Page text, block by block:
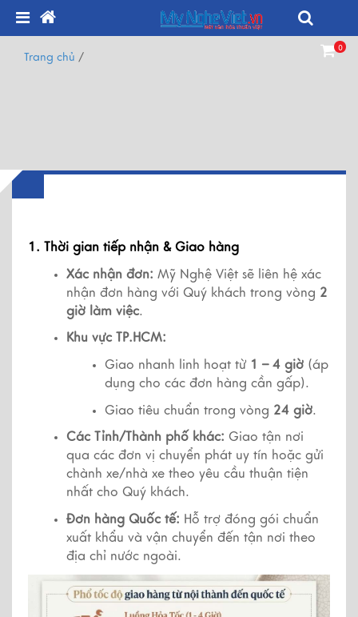
0
Trang chủ /
1. Thời gian tiếp nhận & Giao hàng
Xác nhận đơn: Mỹ Nghệ Việt sẽ liên hệ xác
nhận đơn hàng với Quý khách trong vòng 2
giờ làm việc.
Khu vực TP.HCM:
Giao nhanh linh hoạt từ 1 – 4 giờ (áp
dụng cho các đơn hàng cần gấp).
Giao tiêu chuẩn trong vòng 24 giờ.
Các Tỉnh/Thành phố khác: Giao tận nơi
qua các đơn vị chuyển phát uy tín hoặc gửi
chành xe/nhà xe theo yêu cầu thuận tiện
nhất cho Quý khách.
Đơn hàng Quốc tế: Hỗ trợ đóng gói chuẩn
xuất khẩu và vận chuyển đến tận nơi theo
địa chỉ nước ngoài.